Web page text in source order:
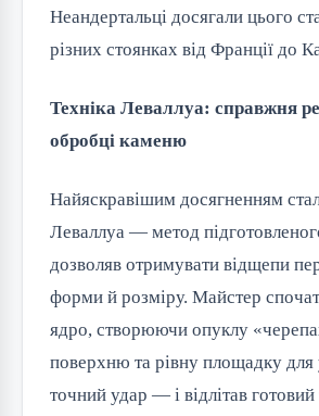
Неандертальці досягали цього
різних стоянках від Франції до
Техніка Леваллуа: справжня
обробці каменю
Найяскравішим досягненням
Леваллуа — метод
дозволяв отримувати відщепи
форми й розміру. Майстер
ядро, створюючи опуклу
поверхню та рівну площадку
точний удар — і відлітав